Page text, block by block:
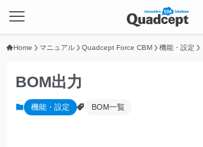
Home マニュアル Quadcept Force CBM 機能・設定
BOM出力
機能・設定 BOM一覧